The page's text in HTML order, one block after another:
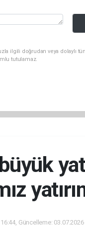
ilgili doğrudan veya dolaylı
tutulamaz.
Güncelleme: 03.07.2026